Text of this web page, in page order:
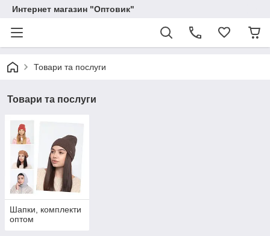
Интернет магазин "Оптовик"
Товари та послуги
Товари та послуги
Шапки, комплекти
оптом